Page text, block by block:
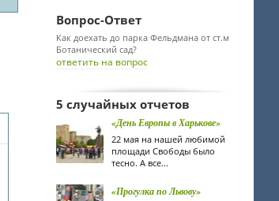
Вопрос-Ответ
Как доехать до парка Фельдмана от ст.м
Ботанический сад?
ответить на вопрос
5 случайных отчетов
«День Европы в Харькове»
22 мая на нашей любимой
площади Свободы было
тесно. А все...
«Прогулка по Львову»